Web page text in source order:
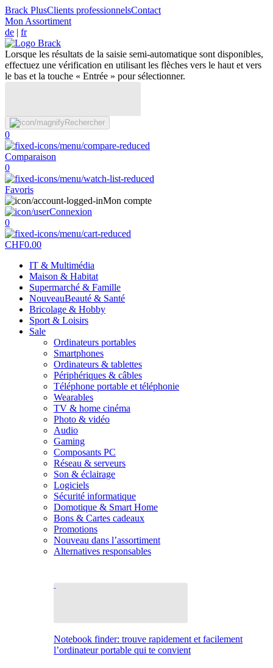
Brack PlusClients professionnelsContact
Mon Assortiment
de | fr
Lorsque les résultats de la saisie semi-automatique sont disponibles,
effectuez une vérification en utilisant les flèches vers le haut et vers
le bas et la touche « Entrée » pour sélectionner.
Rechercher
0
Comparaison
0
Favoris
Mon compte
Connexion
0
CHF0.00
IT & Multimédia
Maison & Habitat
Supermarché & Famille
NouveauBeauté & Santé
Bricolage & Hobby
Sport & Loisirs
Sale
Ordinateurs portables
Smartphones
Ordinateurs & tablettes
Périphériques & câbles
Téléphone portable et téléphonie
Wearables
TV & home cinéma
Photo & vidéo
Audio
Gaming
Composants PC
Réseau & serveurs
Son & éclairage
Logiciels
Sécurité informatique
Domotique & Smart Home
Bons & Cartes cadeaux
Promotions
Nouveau dans l’assortiment
Alternatives responsables
Notebook finder: trouve rapidement et facilement
l’ordinateur portable qui te convient